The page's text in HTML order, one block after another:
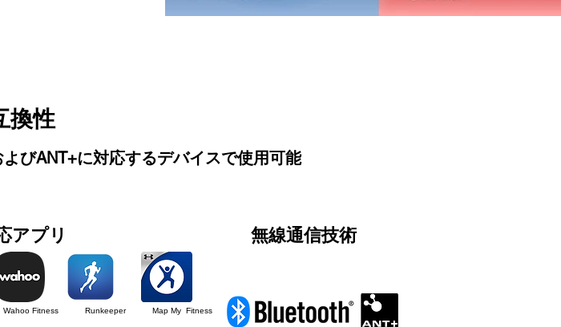
換性
びANT+に対応するデバイスで使用可能
アプリ 無線通信技術
Fitness Runkeeper Map My Fitness